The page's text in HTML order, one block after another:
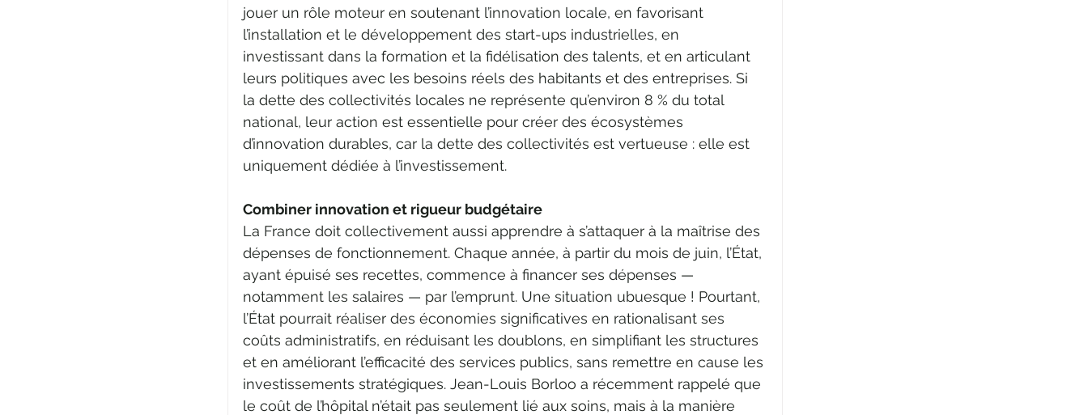
jouer un rôle moteur en soutenant l’innovation locale, en favorisant
l’installation et le développement des start-ups industrielles, en
investissant dans la formation et la fidélisation des talents, et en articulant
leurs politiques avec les besoins réels des habitants et des entreprises. Si
la dette des collectivités locales ne représente qu’environ 8 % du total
national, leur action est essentielle pour créer des écosystèmes
d’innovation durables, car la dette des collectivités est vertueuse : elle est
uniquement dédiée à l’investissement.
Combiner innovation et rigueur budgétaire
La France doit collectivement aussi apprendre à s’attaquer à la maîtrise des
dépenses de fonctionnement. Chaque année, à partir du mois de juin, l’État,
ayant épuisé ses recettes, commence à financer ses dépenses —
notamment les salaires — par l’emprunt. Une situation ubuesque ! Pourtant,
l’État pourrait réaliser des économies significatives en rationalisant ses
coûts administratifs, en réduisant les doublons, en simplifiant les structures
et en améliorant l’efficacité des services publics, sans remettre en cause les
investissements stratégiques. Jean-Louis Borloo a récemment rappelé que
le coût de l’hôpital n’était pas seulement lié aux soins, mais à la manière